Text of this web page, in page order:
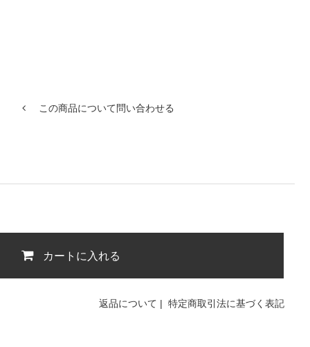
この商品について問い合わせる
カートに入れる
返品について | 特定商取引法に基づく表記